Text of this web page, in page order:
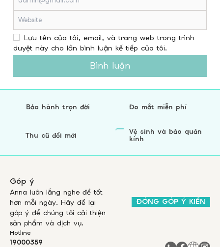
Lưu tên của tôi, email, và trang web trong trình
duyệt này cho lần bình luận kế tiếp của tôi.
Bình luận
Bảo hành trọn đời Đo mắt miễn phí
Thu cũ đổi mới
Vệ sinh và bảo quản
kính
Góp ý
Anna luôn lắng nghe để tốt
hơn mỗi ngày. Hãy để lại
góp ý để chúng tôi cải thiện
sản phẩm và dịch vụ.
ĐÓNG GÓP Ý KIẾN
Hotline
19000359